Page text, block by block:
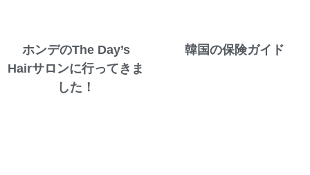
ホンデのThe Day’s
Hairサロンに行ってきま
した！
韓国の保険ガイド